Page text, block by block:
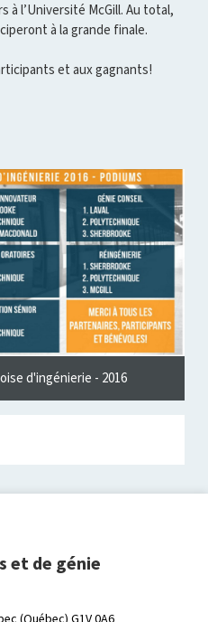
à l’Université McGill. Au total,
à la grande finale.
et aux gagnants!
d'ingénierie - 2016
et de génie